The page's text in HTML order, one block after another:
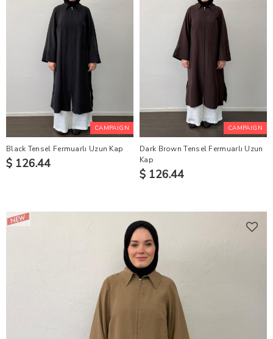
CAMPAIGN
Black Tensel Fermuarlı Uzun Kap
$ 126.44
CAMPAIGN
Dark Brown Tensel Fermuarlı Uzun
Kap
$ 126.44